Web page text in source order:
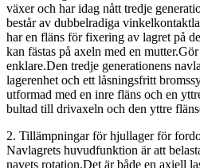
växer och har idag nått tredje
består av dubbelradiga
har en fläns för fixering av lagret på
kan fästas på axeln med en
enklare.Den tredje generationens
lagerenhet och ett låsningsfritt
utformad med en inre fläns och en
bultad till drivaxeln och den yttre
2. Tillämpningar för hjullager för
Navlagrets huvudfunktion är att
navets rotation.Det är både en axiell